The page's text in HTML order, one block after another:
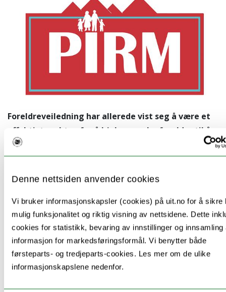
Denne nettsiden anvender cookies
Vi bruker informasjonskapsler (cookies) på uit.no for å sikre
mulig funksjonalitet og riktig visning av nettsidene. Dette
cookies for statistikk, bevaring av innstillinger og innsamling
informasjon for markedsføringsformål. Vi benytter både
førsteparts- og tredjeparts-cookies. Les mer om de ulike
informasjonskapslene nedenfor.
Foreldreveiledning har allerede vist seg å være et
effektivt verktøy for å hjelpe norske foreldre til å
utvikle gode foreldreferdigheter. Nå skal
forskere undersøke effekten
av foreldreveiledningen for familier med
Regionalt kunnskapssenter for barn og unge Nord
(RKBU Nord) skal i en femårig periode samarbeide med
de tre andre regionale kunnskapssentrene RKBU Midt-
Norge, RKBU Vest og RBUP Øst og Sør, samt
Spisskompetansemiljø (SKM) for foreldrestøtte og